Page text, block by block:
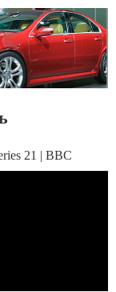
21 | BBC